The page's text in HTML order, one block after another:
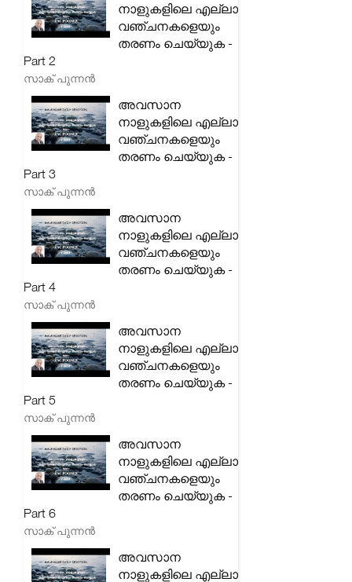
നാളുകളിലെ എല്ലാ
വഞ്ചനകളെയും
തരണം ചെയ്യുക -
Part 2
സാക് പുന്നൻ
അവസാന
നാളുകളിലെ എല്ലാ
വഞ്ചനകളെയും
തരണം ചെയ്യുക -
Part 3
സാക് പുന്നൻ
അവസാന
നാളുകളിലെ എല്ലാ
വഞ്ചനകളെയും
തരണം ചെയ്യുക -
Part 4
സാക് പുന്നൻ
അവസാന
നാളുകളിലെ എല്ലാ
വഞ്ചനകളെയും
തരണം ചെയ്യുക -
Part 5
സാക് പുന്നൻ
അവസാന
നാളുകളിലെ എല്ലാ
വഞ്ചനകളെയും
തരണം ചെയ്യുക -
Part 6
സാക് പുന്നൻ
അവസാന
നാളുകളിലെ എല്ലാ